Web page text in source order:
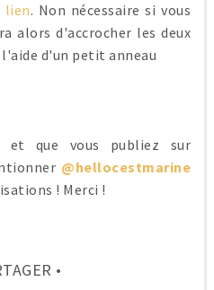
lien. Non nécessaire si vous
alors d'accrocher les deux
d'un petit anneau
et que vous publiez sur
@hellocestmarine
! Merci !
•